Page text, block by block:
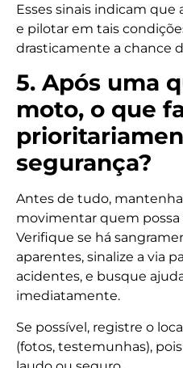
Esses sinais indicam
e pilotar em tais
drasticamente a chance
5. Após uma
moto, o que
segurança?
Antes de tudo,
movimentar quem
Verifique se há
aparentes, sinalize a via
acidentes, e busque
imediatamente.
Se possível, registre o
(fotos, testemunhas),